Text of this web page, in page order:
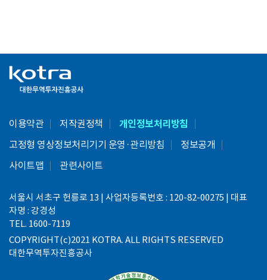
이용약관 저작권정책 개인정보처리방침
고정형 영상정보처리기기 운영·관리방침
정보공개
사이트맵
관련사이트
서울시 서초구 헌릉로 13 | 사업자등록번호 : 120-82-00275 | 대표
자명 : 강경성
TEL. 1600-7119
COPYRIGHT(c)2021 KOTRA. ALL RIGHTS RESERVED
대한무역투자진흥공사